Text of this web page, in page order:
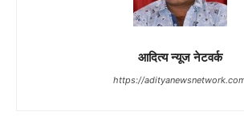
आदित्य न्यूज नेटवर्क
https://